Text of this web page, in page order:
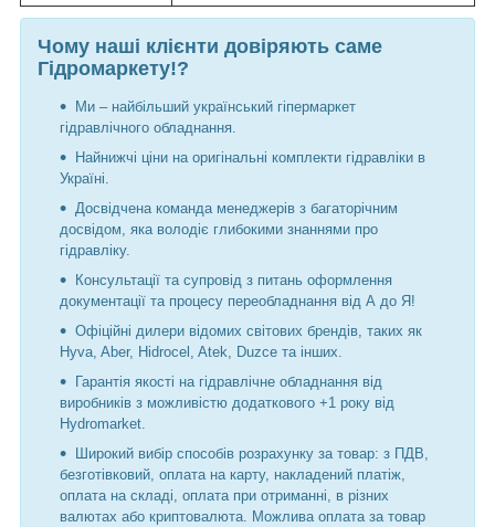
Чому наші клієнти довіряють саме
Гідромаркету!?
Ми – найбільший український гіпермаркет
гідравлічного обладнання.
Найнижчі ціни на оригінальні комплекти гідравліки в
Україні.
Досвідчена команда менеджерів з багаторічним
досвідом, яка володіє глибокими знаннями про
гідравліку.
Консультації та супровід з питань оформлення
документації та процесу переобладнання від А до Я!
Офіційні дилери відомих світових брендів, таких як
Hyva, Aber, Hidrocel, Atek, Duzce та інших.
Гарантія якості на гідравлічне обладнання від
виробників з можливістю додаткового +1 року від
Hydromarket.
Широкий вибір способів розрахунку за товар: з ПДВ,
безготівковий, оплата на карту, накладений платіж,
оплата на складі, оплата при отриманні, в різних
валютах або криптовалюта. Можлива оплата за товар